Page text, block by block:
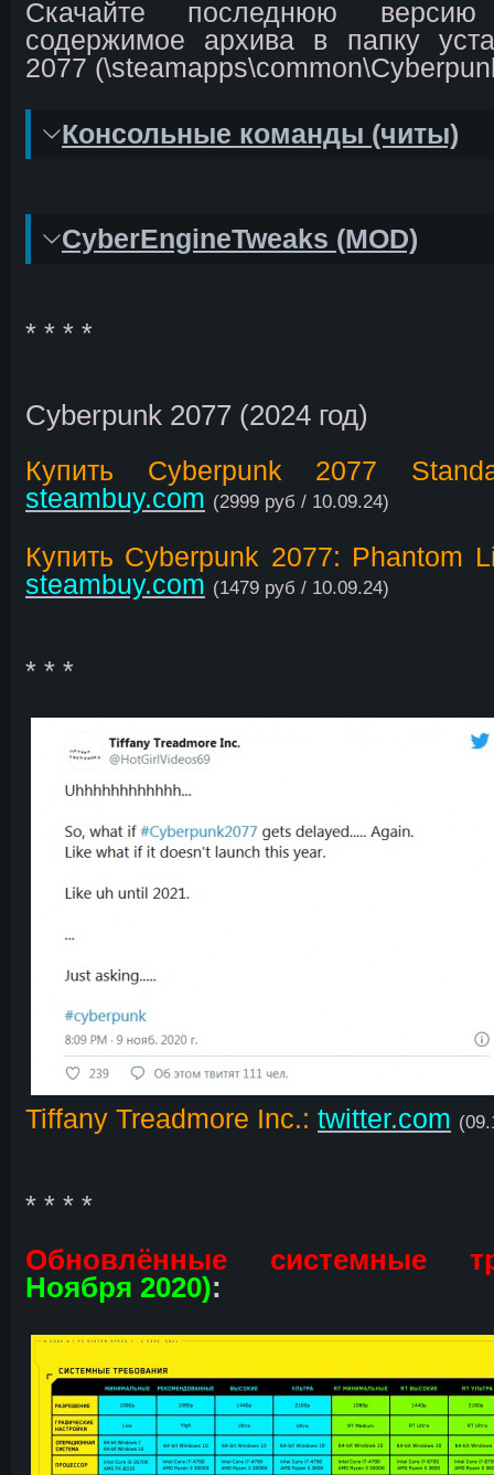
Скачайте последнюю
содержимое архива в папку
2077
Консольные команды (читы)
CyberEngineTweaks (MOD)
* * * *
Cyberpunk 2077 (2024 год)
Купить Cyberpunk 2077
steambuy.com (2999 руб / 10.09.24)
Купить Cyberpunk 2077: Phantom
steambuy.com (1479 руб / 10.09.24)
* * *
Tiffany Treadmore Inc.: twitter.com
* * * *
Обновлённые системные
Ноября 2020):